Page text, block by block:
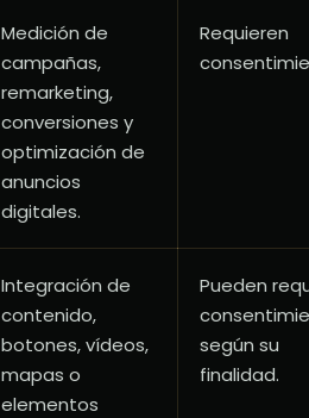
Medición de
campañas,
remarketing,
conversiones y
optimización de
anuncios
digitales.
Requieren
Integración de
contenido,
botones, vídeos,
mapas o
elementos
Pueden
según su
finalidad.